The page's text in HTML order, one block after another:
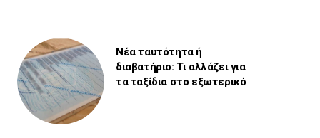
Νέα ταυτότητα ή
διαβατήριο: Τι αλλάζει για
τα ταξίδια στο εξωτερικό